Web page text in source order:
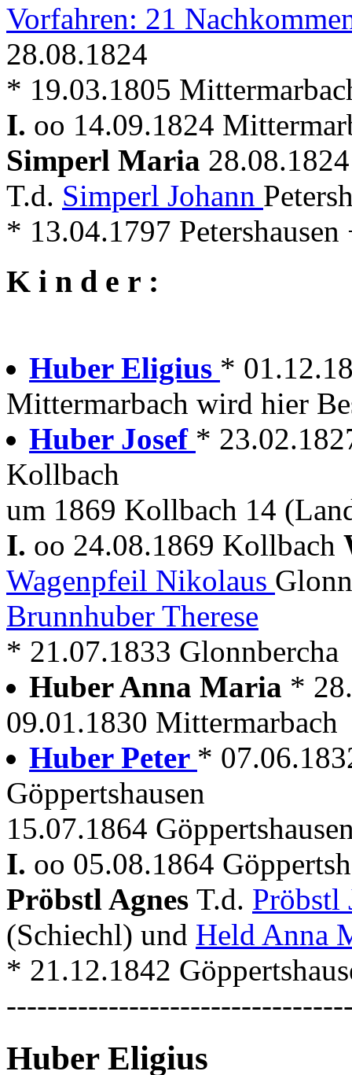
Vorfahren: 21
28.08.1824
* 19.03.1805
I. oo 14.09.1824
Simperl Maria
T.d. Simperl Johann
* 13.04.1797
K i n d e r :
Huber Eligius *
Mittermarbach wird hier
Huber Josef *
Kollbach
um 1869 Kollbach 14
I. oo 24.08.1869 Kollbach
Wagenpfeil Nikolaus
Brunnhuber Therese
* 21.07.1833 Glonnbercha
Huber Anna Maria *
09.01.1830 Mittermarbach
Huber Peter *
Göppertshausen
15.07.1864
I. oo 05.08.1864
Pröbstl Agnes T.d. Pröbstl
(Schiechl) und Held Anna
* 21.12.1842
Huber Eligius